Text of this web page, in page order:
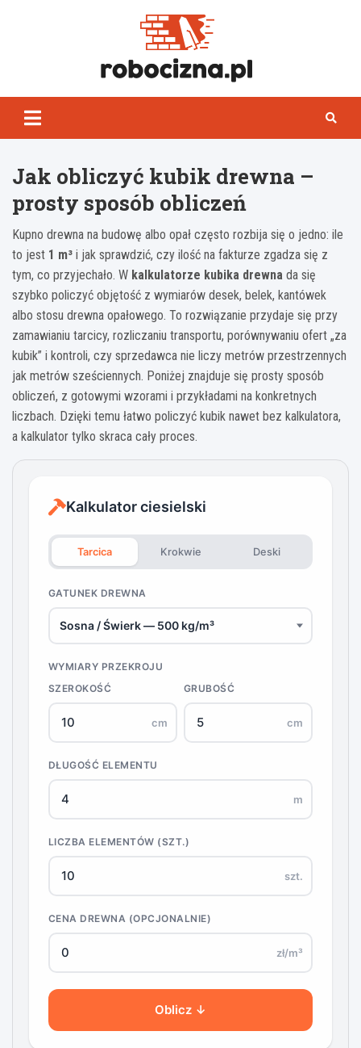
Jak obliczyć kubik drewna –
prosty sposób obliczeń
Kupno drewna na budowę albo opał często rozbija się o jedno: ile
to jest 1 m³ i jak sprawdzić, czy ilość na fakturze zgadza się z
tym, co przyjechało. W kalkulatorze kubika drewna da się
szybko policzyć objętość z wymiarów desek, belek, kantówek
albo stosu drewna opałowego. To rozwiązanie przydaje się przy
zamawianiu tarcicy, rozliczaniu transportu, porównywaniu ofert „za
kubik” i kontroli, czy sprzedawca nie liczy metrów przestrzennych
jak metrów sześciennych. Poniżej znajduje się prosty sposób
obliczeń, z gotowymi wzorami i przykładami na konkretnych
liczbach. Dzięki temu łatwo policzyć kubik nawet bez kalkulatora,
a kalkulator tylko skraca cały proces.
Kalkulator ciesielski
Tarcica Krokwie Deski
GATUNEK DREWNA
WYMIARY PRZEKROJU
SZEROKOŚĆ
cm
GRUBOŚĆ
cm
DŁUGOŚĆ ELEMENTU
m
LICZBA ELEMENTÓW (SZT.)
szt.
CENA DREWNA (OPCJONALNIE)
zł/m³
Oblicz ↓